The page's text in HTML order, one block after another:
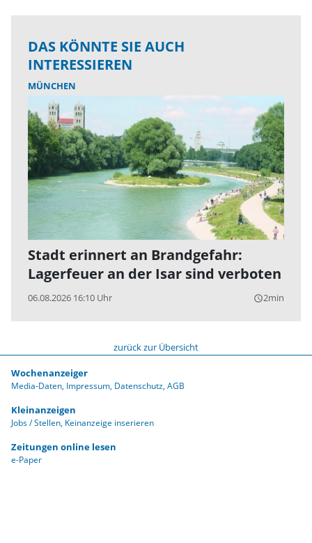
DAS KÖNNTE SIE AUCH
INTERESSIEREN
MÜNCHEN
Stadt erinnert an Brandgefahr:
Lagerfeuer an der Isar sind verboten
06.08.2026 16:10 Uhr query_builder2min
zurück zur Übersicht
Wochenanzeiger
Media-Daten Impressum Datenschutz AGB
Kleinanzeigen
Jobs / Stellen Keinanzeige inserieren
Zeitungen online lesen
e-Paper